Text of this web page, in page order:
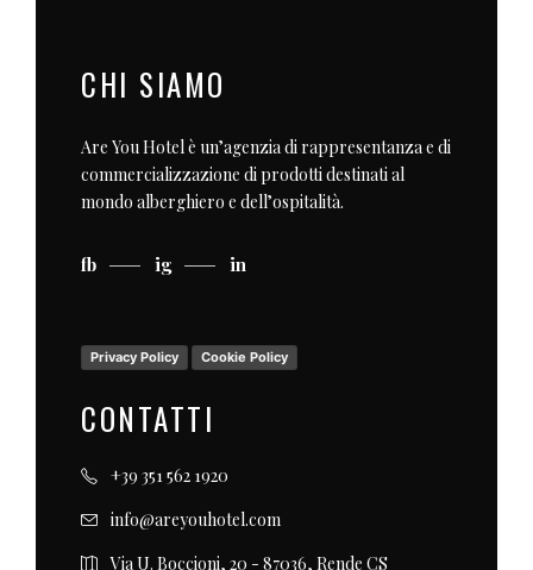
CHI SIAMO
Are You Hotel è un’agenzia di rappresentanza e di
commercializzazione di prodotti destinati al
mondo alberghiero e dell’ospitalità.
fb ig in
Privacy Policy Cookie Policy
CONTATTI
+39 351 562 1920
info@areyouhotel.com
Via U. Boccioni, 20 - 87036, Rende CS